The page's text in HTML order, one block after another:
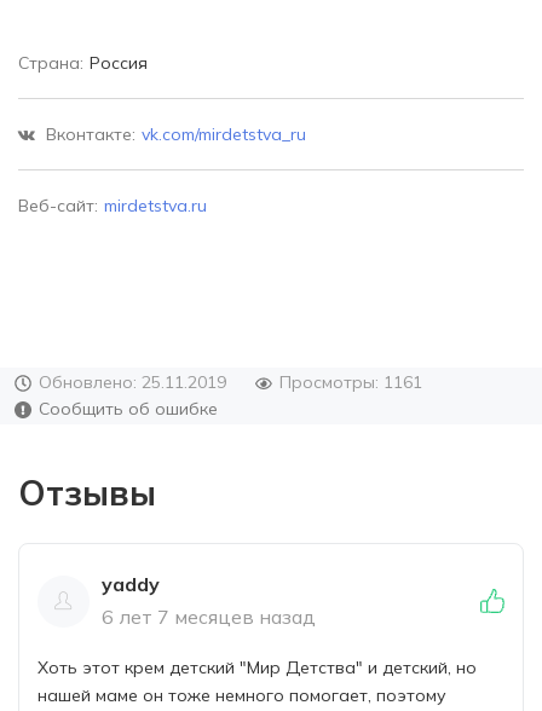
Страна: Россия
Вконтакте: vk.com/mirdetstva_ru
Веб-сайт: mirdetstva.ru
Обновлено: 25.11.2019
Просмотры: 1161
Сообщить об ошибке
Отзывы
yaddy
6 лет 7 месяцев назад
Хоть этот крем детский "Мир Детства" и детский, но
нашей маме он тоже немного помогает, поэтому